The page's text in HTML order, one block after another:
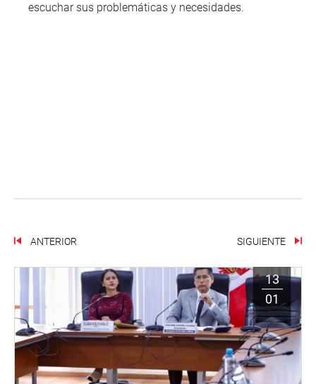
escuchar sus problemáticas y necesidades.
ANTERIOR SIGUIENTE
13
01